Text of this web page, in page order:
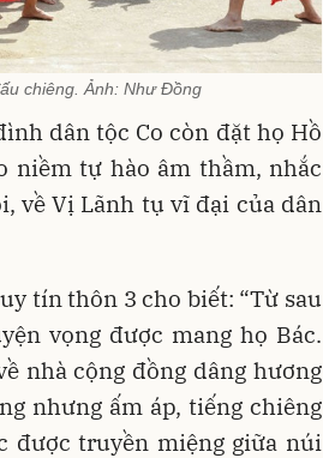
chiêng. Ảnh: Như Đồng
dân tộc Co còn đặt họ Hồ
niềm tự hào âm thầm, nhắc
về Vị Lãnh tụ vĩ đại của dân
tín thôn 3 cho biết: “Từ sau
vọng được mang họ Bác.
nhà cộng đồng dâng hương
nhưng ấm áp, tiếng chiêng
được truyền miệng giữa núi